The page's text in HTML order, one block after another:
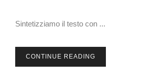
Sintetizziamo il testo con ...
CONTINUE READING